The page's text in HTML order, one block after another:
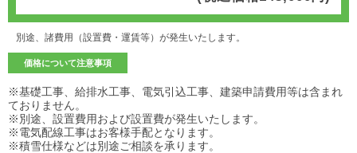
別途、諸費用（設置費・運賃等）が発生いたします。
価格について注意事項
※基礎工事、給排水工事、電気引込工事、建築申請費用等は含まれ
ておりません。
※別途、設置費用および設置費が発生いたします。
※電気配線工事はお客様手配となります。
※積雪仕様などは別途ご相談を承ります。